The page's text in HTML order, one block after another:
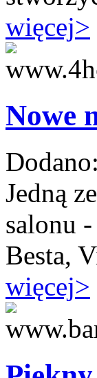
więcej>
Nowe
Jedną
salonu
Besta,
więcej>